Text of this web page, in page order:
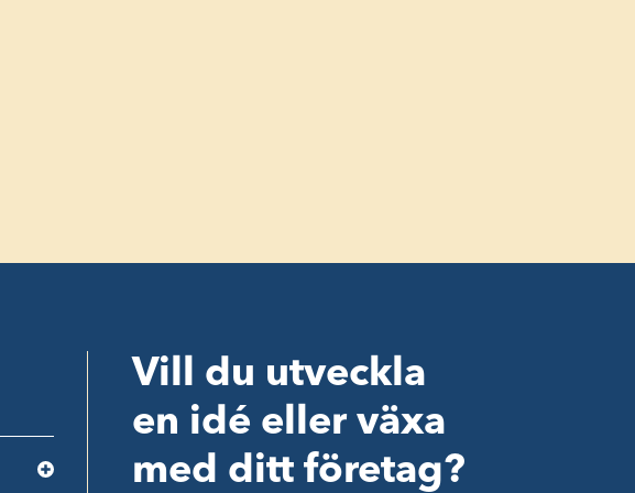
Vill du utveckla
en idé eller växa
med ditt företag?